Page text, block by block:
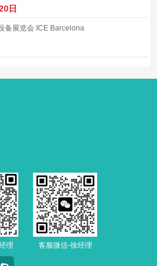
日
备展览会 ICE Barcelona
理 客服微信-徐经理